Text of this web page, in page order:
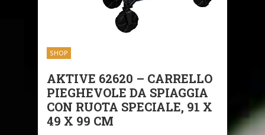
SHOP
AKTIVE 62620 – CARRELLO
PIEGHEVOLE DA SPIAGGIA
CON RUOTA SPECIALE, 91 X
49 X 99 CM